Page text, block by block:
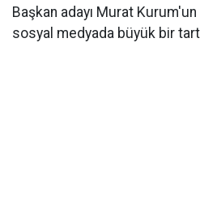
Başkan adayı Murat Kurum'un
sosyal medyada büyük bir